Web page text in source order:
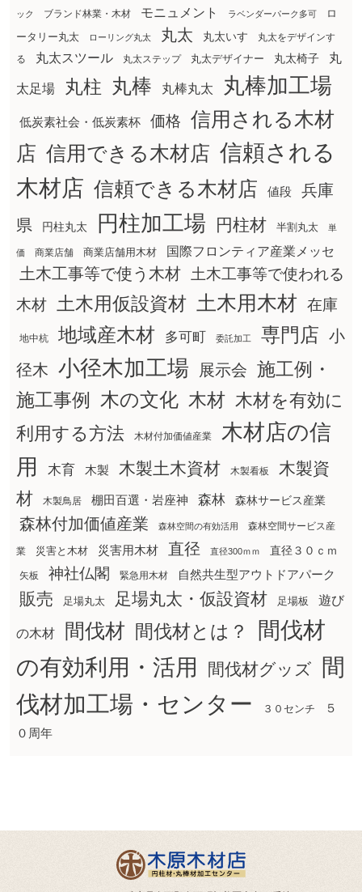
ック ブランド林業・木材 モニュメント ラベンダーパーク多可
ロ
ータリー丸太
ローリング丸太 丸太 丸太いす
丸太をデザインす
る
丸太スツール 丸太ステップ 丸太デザイナー 丸太椅子 丸
太足場 丸柱 丸棒 丸棒丸太 丸棒加工場
低炭素社会・低炭素杯 価格
信用される木材
店 信用できる木材店 信頼される
木材店 信頼できる木材店 値段
兵庫
県
円柱丸太 円柱加工場 円柱材 半割丸太 単
価 商業店舗 商業店舗用木材 国際フロンティア産業メッセ
土木工事等で使う木材
土木工事等で使われる
木材
土木用仮設資材 土木用木材 在庫
地中杭 地域産木材 多可町 委託加工 専門店 小
径木 小径木加工場 展示会 施工例・
施工事例
木の文化 木材 木材を有効に
利用する方法
木材付加価値産業
木材店の信
用
木育 木製 木製土木資材 木製看板
木製資
材
木製鳥居 棚田百選・岩座神 森林 森林サービス産業
森林付加価値産業 森林空間の有効活用 森林空間サービス産
業 災害と木材 災害用木材 直径 直径300ｍｍ 直径３０ｃｍ
矢板 神社仏閣 緊急用木材 自然共生型アウトドアパーク
販売 足場丸太 足場丸太・仮設資材 足場板 遊び
の木材 間伐材 間伐材とは？
間伐材
の有効利用・活用
間伐材グッズ
間
伐材加工場・センター
３０センチ
５
０周年